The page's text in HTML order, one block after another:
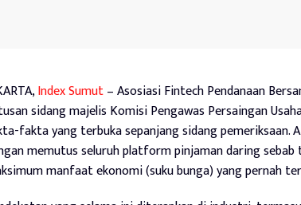
Index Sumut– Asosiasi Fintech Pendanaan
sidang majelis Komisi Pengawas Persaingan
fakta yang terbuka sepanjang sidang pemeriksaan.
memutus seluruh platform pinjaman daring
manfaat ekonomi (suku bunga) yang pernah